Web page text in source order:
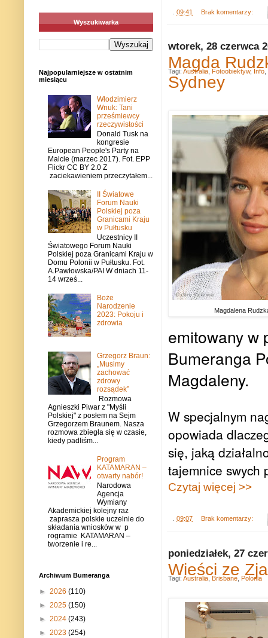
09:41 Brak komentarzy:
wtorek, 28 czerwca
Magda
Sydney
Magdalena
emitowany w
Bumeranga
Magdaleny.
W specjalnym
opowiada
się, jaką
tajemnice swych
Czytaj więcej >>
09:07 Brak komentarzy:
Tagi: Australia Fotoobiektyw, Info
poniedziałek, 27
Wieści ze
Tagi: Australia Brisbane Polonia
Wyszukiwarka
Najpopularniejsze w ostatnim
miesiącu
Włodzimierz
Wnuk: Tani
prześmiewcy
rzeczywistości
Donald Tusk na
kongresie
European People's Party na
Malcie (marzec 2017). Fot. EPP
Flickr CC BY 2.0 Z
zaciekawieniem przeczytałem...
II Światowe
Forum Nauki
Polskiej poza
Granicami Kraju
w Pułtusku
Uczestnicy II
Światowego Forum Nauki
Polskiej poza Granicami Kraju w
Domu Polonii w Pułtusku. Fot.
A.Pawłowska/PAI W dniach 11-
14 wrześ...
Boże
Narodzenie
2023: Pokoju i
zdrowia
Grzegorz Braun:
„Musimy
zachować
zdrowy
rozsądek”
Rozmowa
Agnieszki Piwar z "Myśli
Polskiej" z posłem na Sejm
Grzegorzem Braunem. Nasza
rozmowa zbiegła się w czasie,
kiedy padliśm...
Program
KATAMARAN –
otwarty nabór!
Narodowa
Agencja
Wymiany
Akademickiej kolejny raz
zaprasza polskie uczelnie do
składania wniosków w p
rogramie KATAMARAN –
tworzenie i re...
Archiwum Bumeranga
► 2026 (110)
► 2025 (150)
► 2024 (243)
► 2023 (254)